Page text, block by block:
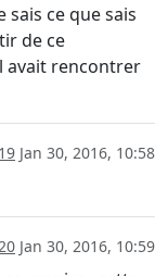
sais ce que sais
de ce
avait rencontrer
Jan 30, 2016, 10:58
Jan 30, 2016, 10:59